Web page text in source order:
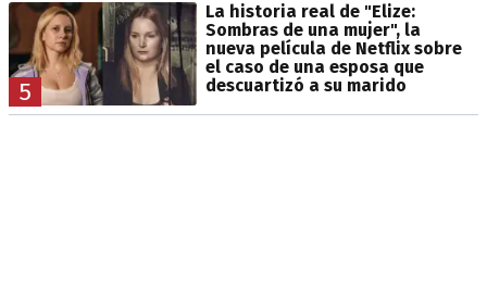
5
La historia real de "Elize:
Sombras de una mujer", la
nueva película de Netflix sobre
el caso de una esposa que
descuartizó a su marido